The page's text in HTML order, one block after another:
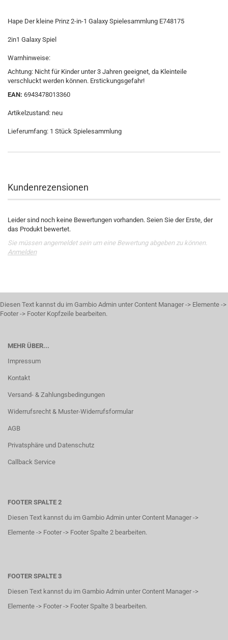
Hape Der kleine Prinz 2-in-1 Galaxy Spielesammlung E748175
2in1 Galaxy Spiel
Warnhinweise:
Achtung: Nicht für Kinder unter 3 Jahren geeignet, da Kleinteile
verschluckt werden können. Erstickungsgefahr!
EAN: 6943478013360
Artikelzustand: neu
Lieferumfang: 1 Stück Spielesammlung
Kundenrezensionen
Leider sind noch keine Bewertungen vorhanden. Seien Sie der Erste, der
das Produkt bewertet.
Sie müssen angemeldet sein um eine Bewertung abgeben zu können.
Anmelden
Diesen Text kannst du im Gambio Admin unter Content Manager -> Elemente ->
Footer -> Footer Kopfzeile bearbeiten.
MEHR ÜBER...
Impressum
Kontakt
Versand- & Zahlungsbedingungen
Widerrufsrecht & Muster-Widerrufsformular
AGB
Privatsphäre und Datenschutz
Callback Service
FOOTER SPALTE 2
Diesen Text kannst du im Gambio Admin unter Content Manager ->
Elemente -> Footer -> Footer Spalte 2 bearbeiten.
FOOTER SPALTE 3
Diesen Text kannst du im Gambio Admin unter Content Manager ->
Elemente -> Footer -> Footer Spalte 3 bearbeiten.